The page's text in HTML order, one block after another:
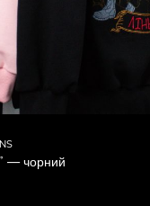
— чорний